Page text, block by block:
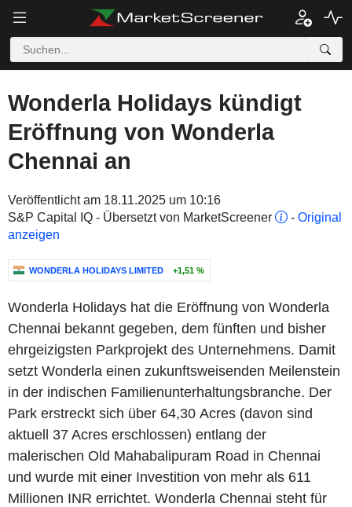
Wonderla Holidays kündigt
Eröffnung von Wonderla
Chennai an
Veröffentlicht am 18.11.2025 um 10:16
S&P Capital IQ - Übersetzt von MarketScreener
- Original
anzeigen
WONDERLA HOLIDAYS LIMITED +1,51 %
Wonderla Holidays hat die Eröffnung von Wonderla
Chennai bekannt gegeben, dem fünften und bisher
ehrgeizigsten Parkprojekt des Unternehmens. Damit
setzt Wonderla einen zukunftsweisenden Meilenstein
in der indischen Familienunterhaltungsbranche. Der
Park erstreckt sich über 64,30 Acres (davon sind
aktuell 37 Acres erschlossen) entlang der
malerischen Old Mahabalipuram Road in Chennai
und wurde mit einer Investition von mehr als 611
Millionen INR errichtet. Wonderla Chennai steht für